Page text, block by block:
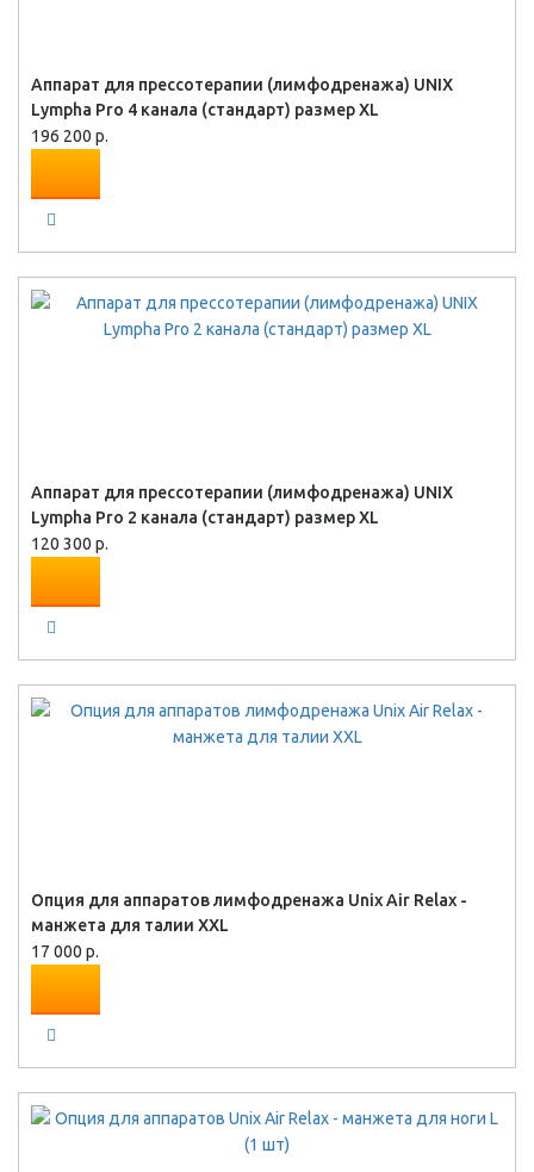
Аппарат для прессотерапии (лимфодренажа) UNIX
Lympha Pro 4 канала (стандарт) размер XL
196 200 р.
Аппарат для прессотерапии (лимфодренажа) UNIX
Lympha Pro 2 канала (стандарт) размер XL
120 300 р.
Опция для аппаратов лимфодренажа Unix Air Relax -
манжета для талии XXL
17 000 р.